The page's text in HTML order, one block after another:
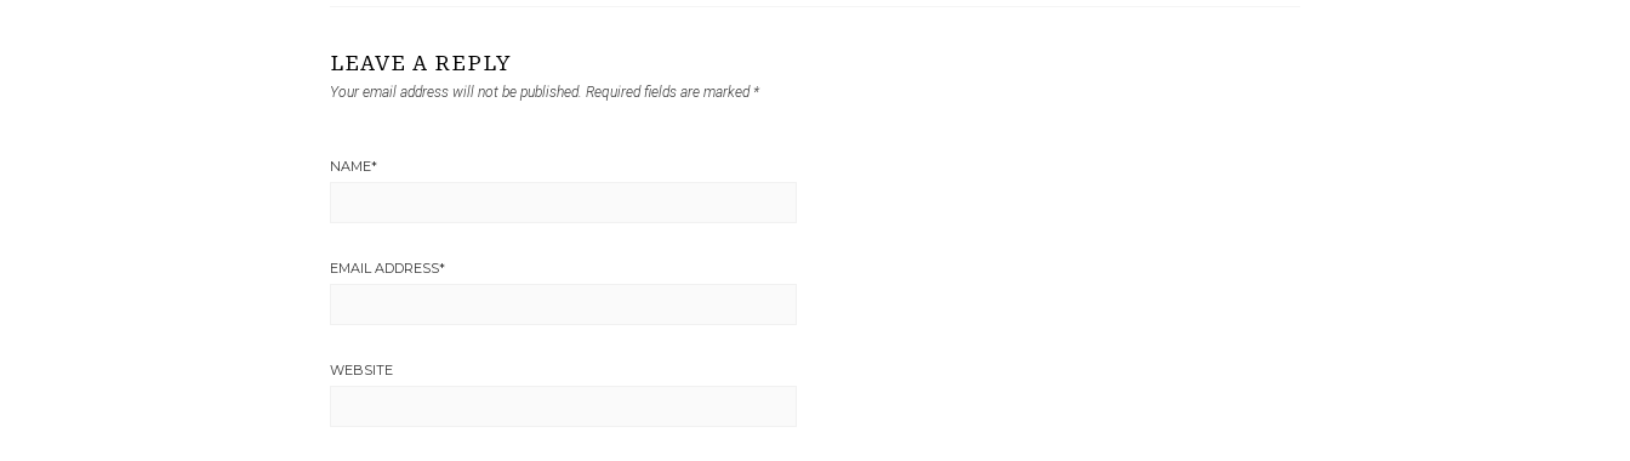
LEAVE A REPLY
Your email address will not be published. Required fields are marked *
NAME*
EMAIL ADDRESS*
WEBSITE